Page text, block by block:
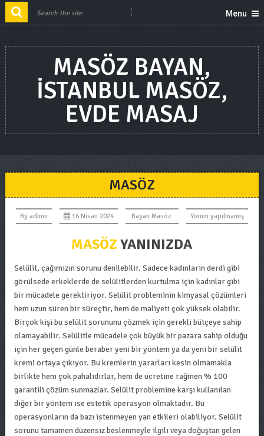
Menu
MASÖZ BAYAN,
ISTANBUL MASÖZ,
EVDE MASAJ
MASÖZ
By admin 16 Nisan 2024 Bayan Masöz Yorum yapılmamış
MASÖZ YANINIZDA
Selülit, çağımızın sorunu denilebilir. Sadece kadınların derdi gibi
görülsede erkeklerde de selülitlerden kurtulma için kadınlar gibi
bir mücadele gerektiriyor. Selülit probleminin kimyasal çözümleri
hem uzun süren bir süreçtir, hem de maliyeti çok yüksek olabilir.
Birçok kişi bu selülit sorununu çözmek için gerekli bütçeye sahip
olamayabilir. Selülitle mücadele çok büyük bir pazara sahip olduğu
için her geçen günle beraber yeni bir yöntem ya da yeni bir selülit
kremi ​​ortaya çıkıyor. Bu kremlerin yararları kesin olmamakla
birlikte hem çok pahalıdırlar, hem de ücretine rağmen % 100
garantili çözüm sunmazlar. Selülit problemine karşı kullanılan
diğer bir yöntem ise estetik operasyon olmaktadır. Bu
operasyonların da bazı istenmeyen yan etkileri olabiliyor. Selülit
sorunu tamamen düzensiz beslenmeyle ilgili veya doğuştan gelen